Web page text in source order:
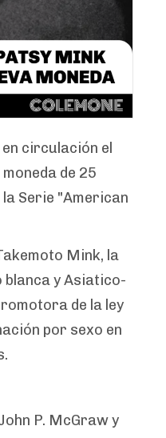
circulación el
de 25
Serie "American
Mink, la
y Asiatico-
de la ley
por sexo en
P. McGraw y